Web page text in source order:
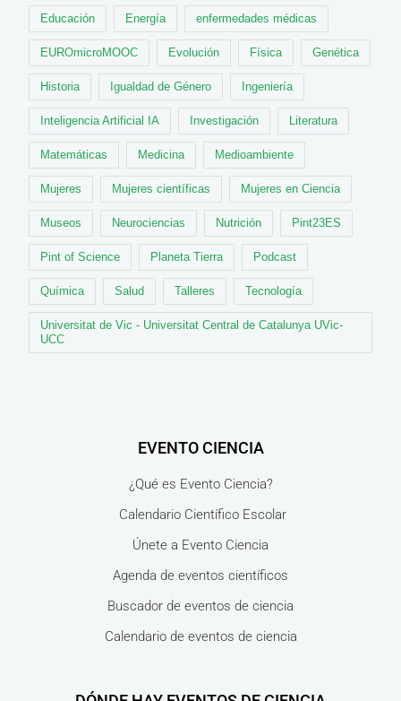
Educación Energía enfermedades médicas
EUROmicroMOOC Evolución Física Genética
Historia Igualdad de Género Ingeniería
Inteligencia Artificial IA Investigación Literatura
Matemáticas Medicina Medioambiente
Mujeres Mujeres científicas Mujeres en Ciencia
Museos Neurociencias Nutrición Pint23ES
Pint of Science Planeta Tierra Podcast
Química Salud Talleres Tecnología
Universitat de Vic - Universitat Central de Catalunya UVic-
UCC
EVENTO CIENCIA
¿Qué es Evento Ciencia?
Calendario Científico Escolar
Únete a Evento Ciencia
Agenda de eventos científicos
Buscador de eventos de ciencia
Calendario de eventos de ciencia